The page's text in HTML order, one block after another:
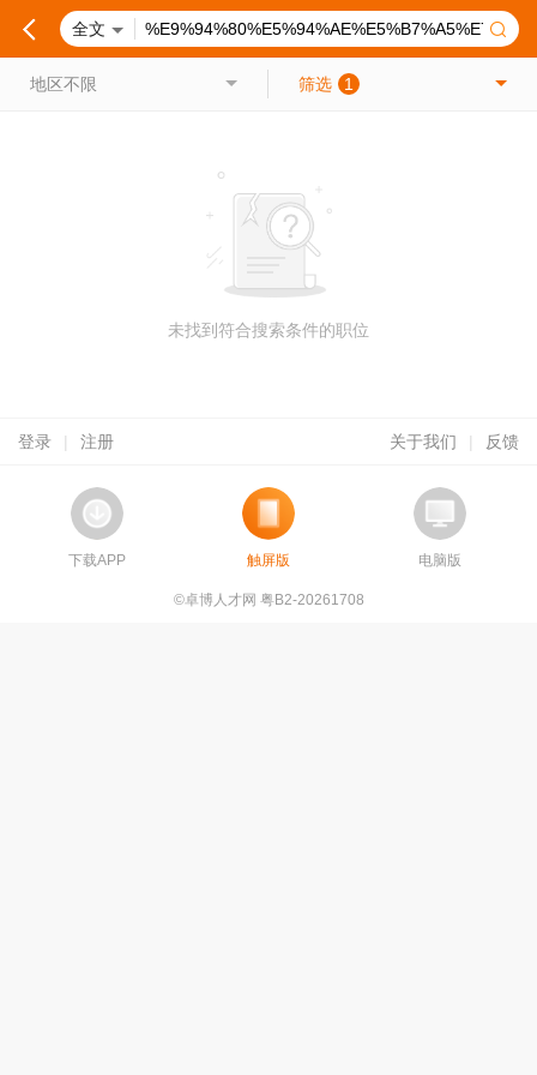
全文
地区不限 筛选 1
未找到符合搜索条件的职位
登录 | 注册 关于我们 | 反馈
下载APP 触屏版 电脑版
©卓博人才网 粤B2-20261708